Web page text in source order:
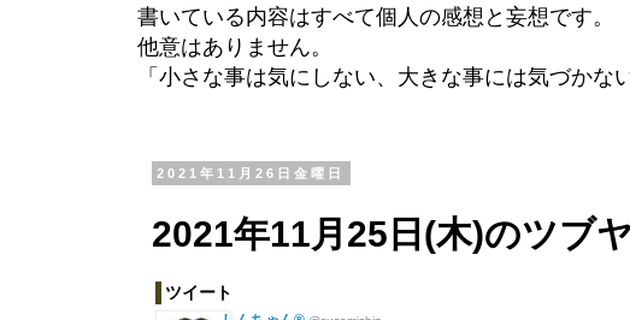
書いている内容はすべて個人の感想と妄想です。
他意はありません。
「小さな事は気にしない、大きな事には気づかな
2021年11月26日金曜日
2021年11月25日(木)のツブ
ツイート